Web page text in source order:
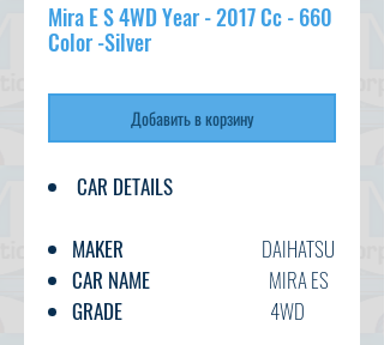
Mira E S 4WD Year - 2017 Cc - 660
Color -Silver
Добавить в корзину
CAR DETAILS
MAKER
DAIHATSU
CAR NAME
MIRA ES
GRADE 4WD